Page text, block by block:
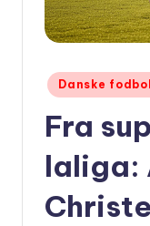
Udgivet
Danske
Fra
laliga: